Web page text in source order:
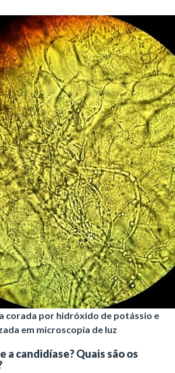
corada por hidróxido de potássio e
em microscopia de luz
a candidíase? Quais são os